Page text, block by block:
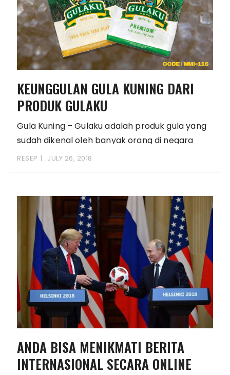
KEUNGGULAN GULA KUNING DARI
PRODUK GULAKU
Gula Kuning – Gulaku adalah produk gula yang
sudah dikenal oleh banyak orang di negara
RESEP JULY 26, 2018
ANDA BISA MENIKMATI BERITA
INTERNASIONAL SECARA ONLINE